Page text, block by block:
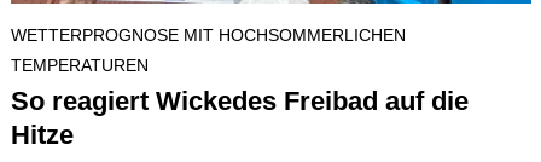
WETTERPROGNOSE MIT HOCHSOMMERLICHEN
TEMPERATUREN
So reagiert Wickedes Freibad auf die
Hitze